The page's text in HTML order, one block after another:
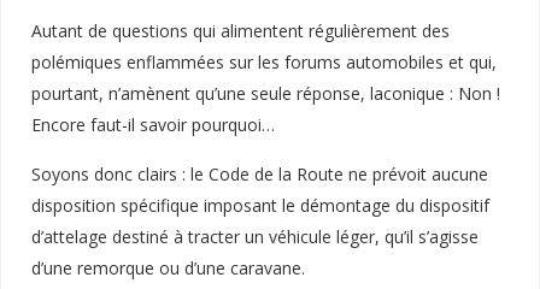
Autant de questions qui alimentent régulièrement des
polémiques enflammées sur les forums automobiles et qui,
pourtant, n’amènent qu’une seule réponse, laconique : Non !
Encore faut-il savoir pourquoi…
Soyons donc clairs : le Code de la Route ne prévoit aucune
disposition spécifique imposant le démontage du dispositif
d’attelage destiné à tracter un véhicule léger, qu’il s’agisse
d’une remorque ou d’une caravane.